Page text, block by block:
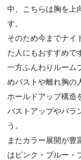
中、こちらは胸を上
す。
そのため今までナイ
た人にもおすすめで
一方ふんわりルーム
めバストや離れ胸の
ホールドアップ構造
バストアップやバラ
う。
またカラー展開が豊
はピンク・ブルー・